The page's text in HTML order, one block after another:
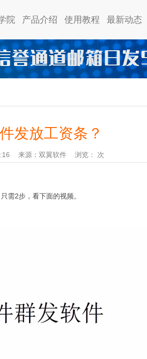
院 产品介绍 使用教程 最新动态
发放工资条？
来源：双翼软件 浏览： 次
需2步，看下面的视频。